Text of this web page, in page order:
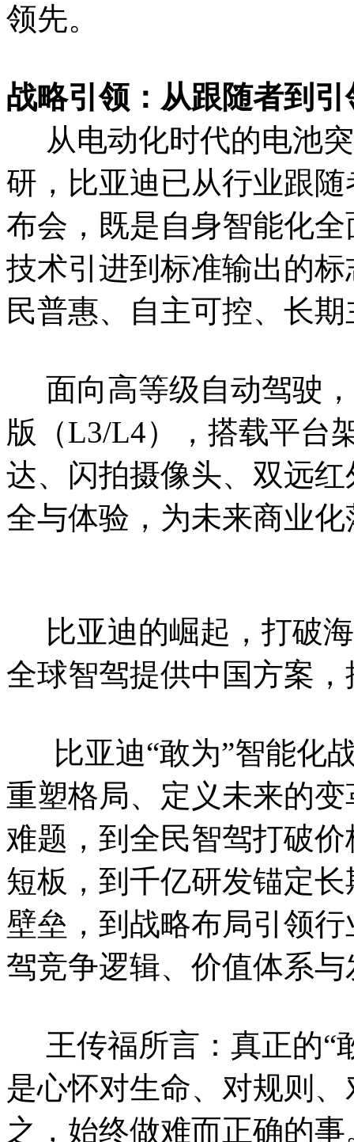
领先。
战略引领：从跟随者到
从电动化时代的电池
研，比亚迪已从行业跟
布会，既是自身智能化
技术引进到标准输出的
民普惠、自主可控、长
面向高等级自动驾驶
版（L3/L4），搭载平台
达、闪拍摄像头、双远
全与体验，为未来商业
比亚迪的崛起，打破
全球智驾提供中国方案
比亚迪“敢为”智能化
重塑格局、定义未来的
难题，到全民智驾打破
短板，到千亿研发锚定
壁垒，到战略布局引领
驾竞争逻辑、价值体系
王传福所言：真正的“
是心怀对生命、对规则
之，始终做难而正确的